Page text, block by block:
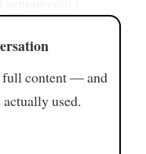
full content — and
used.